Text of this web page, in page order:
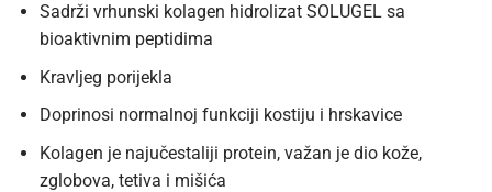
Sadrži vrhunski kolagen hidrolizat SOLUGEL sa
bioaktivnim peptidima
Kravljeg porijekla
Doprinosi normalnoj funkciji kostiju i hrskavice
Kolagen je najučestaliji protein, važan je dio kože,
zglobova, tetiva i mišića